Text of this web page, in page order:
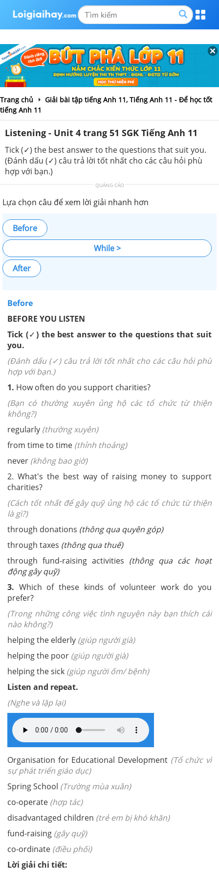
Trang chủ
Giải bài tập tiếng Anh 11, Tiếng Anh 11 - Để học tốt
tiếng Anh 11
Listening - Unit 4 trang 51 SGK Tiếng Anh 11
Tick (✓) the best answer to the questions that suit you.
(Đánh dấu (✓) câu trả lời tốt nhất cho các câu hỏi phù
hợp với bạn.)
QUẢNG CÁO
Lựa chọn câu để xem lời giải nhanh hơn
Before
While >
After
Before
BEFORE YOU LISTEN
Tick (✓) the best answer to the questions that suit
you.
(Đánh dấu (✓) câu trả lời tốt nhất cho các câu hỏi phù
hợp với bạn.)
1. How often do you support charities?
(Bạn có thường xuyên ủng hộ các tổ chức từ thiện
không?)
regularly (thường xuyên)
from time to time (thỉnh thoảng)
never (không bao giờ)
2. What's the best way of raising money to support
charities?
(Cách tốt nhất để gây quỹ ủng hộ các tổ chức từ thiện
là gì?)
through donations (thông qua quyên góp)
through taxes (thông qua thuế)
through fund-raising activities (thông qua các hoạt
động gây quỹ)
3. Which of these kinds of volunteer work do you
prefer?
(Trong những công việc tình nguyện này bạn thích cái
nào không?)
helping the elderly (giúp người già)
helping the poor (giúp người già)
helping the sick (giúp người ốm/ bệnh)
Listen and repeat.
(Nghe và lặp lại)
Organisation for Educational Development (Tổ chức vì
sự phát triển giáo dục)
Spring School (Trường mùa xuân)
co-operate (hợp tác)
disadvantaged children (trẻ em bị khó khăn)
fund-raising (gây quỹ)
co-ordinate (điều phối)
Lời giải chi tiết: